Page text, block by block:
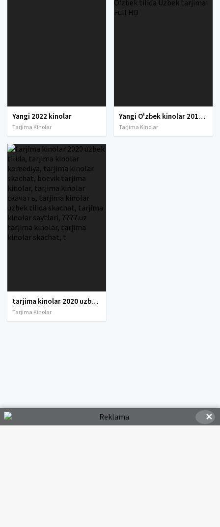
Yangi 2022 kinolar
Tarjima Kinolar
Yangi O'zbek kinolar 2010-2011-2012-2013-2014-2015-2016-2017-2018-2019-2020-2021-2022-2023-2024-2025 O'zbek tilida Uzbek tarjima Full HD
Tarjima Kinolar
tarjima kinolar 2020 uzbek tilida, tarjima kinolar komediya, tarjima kinolar skachat, boevik tarjima kinolar, tarjima kinolar скачать, tarjima kinolar uzbek tilida skachat, tarjima kinolar saytlari, 7777.uz tarjima kinolar, tarjima kinolar skachat, t
Tarjima Kinolar
✕